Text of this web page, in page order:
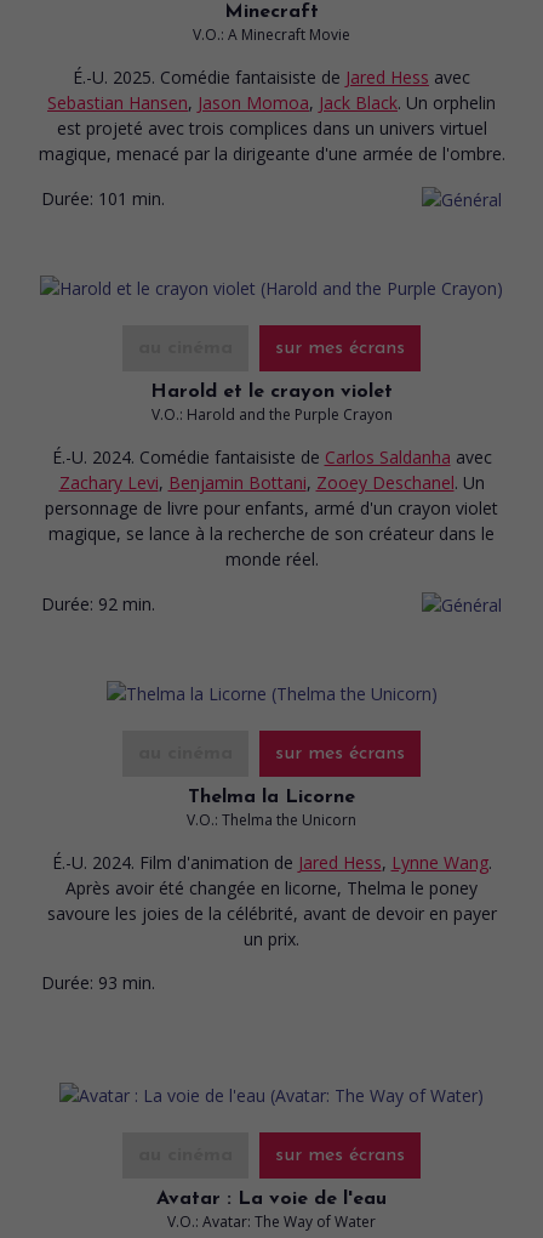
Minecraft
V.O.: A Minecraft Movie
É.-U. 2025. Comédie fantaisiste de Jared Hess avec
Sebastian Hansen, Jason Momoa, Jack Black. Un orphelin
est projeté avec trois complices dans un univers virtuel
magique, menacé par la dirigeante d'une armée de l'ombre.
Durée: 101 min.
sur mes écrans
Harold et le crayon violet
V.O.: Harold and the Purple Crayon
É.-U. 2024. Comédie fantaisiste de Carlos Saldanha avec
Zachary Levi, Benjamin Bottani, Zooey Deschanel. Un
personnage de livre pour enfants, armé d'un crayon violet
magique, se lance à la recherche de son créateur dans le
monde réel.
Durée: 92 min.
sur mes écrans
Thelma la Licorne
V.O.: Thelma the Unicorn
É.-U. 2024. Film d'animation de Jared Hess, Lynne Wang.
Après avoir été changée en licorne, Thelma le poney
savoure les joies de la célébrité, avant de devoir en payer
un prix.
Durée: 93 min.
sur mes écrans
Avatar : La voie de l'eau
V.O.: Avatar: The Way of Water